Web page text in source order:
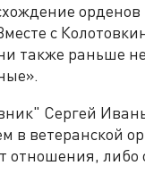
с
также раньше
Сергей
в ветеранской
отношения,